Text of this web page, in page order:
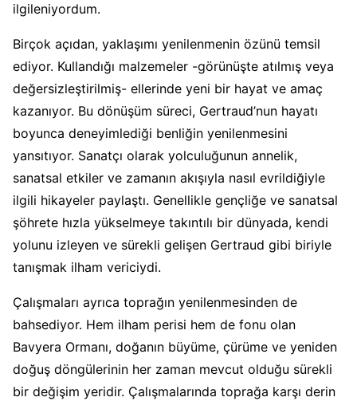
ilgileniyordum.
Birçok açıdan, yaklaşımı yenilenmenin özünü temsil
ediyor. Kullandığı malzemeler -görünüşte atılmış veya
değersizleştirilmiş- ellerinde yeni bir hayat ve amaç
kazanıyor. Bu dönüşüm süreci, Gertraud’nun hayatı
boyunca deneyimlediği benliğin yenilenmesini
yansıtıyor. Sanatçı olarak yolculuğunun annelik,
sanatsal etkiler ve zamanın akışıyla nasıl evrildiğiyle
ilgili hikayeler paylaştı. Genellikle gençliğe ve sanatsal
şöhrete hızla yükselmeye takıntılı bir dünyada, kendi
yolunu izleyen ve sürekli gelişen Gertraud gibi biriyle
tanışmak ilham vericiydi.
Çalışmaları ayrıca toprağın yenilenmesinden de
bahsediyor. Hem ilham perisi hem de fonu olan
Bavyera Ormanı, doğanın büyüme, çürüme ve yeniden
doğuş döngülerinin her zaman mevcut olduğu sürekli
bir değişim yeridir. Çalışmalarında toprağa karşı derin